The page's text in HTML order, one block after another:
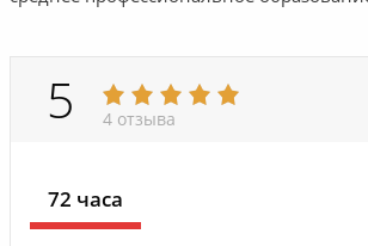
5 4 отзыва
72 часа